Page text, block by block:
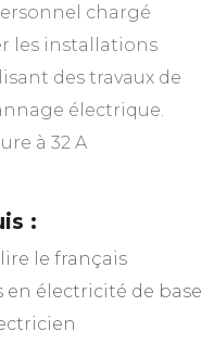
chargé
les installations
des travaux de
électrique.
à 32 A
:
le français
en électricité de base